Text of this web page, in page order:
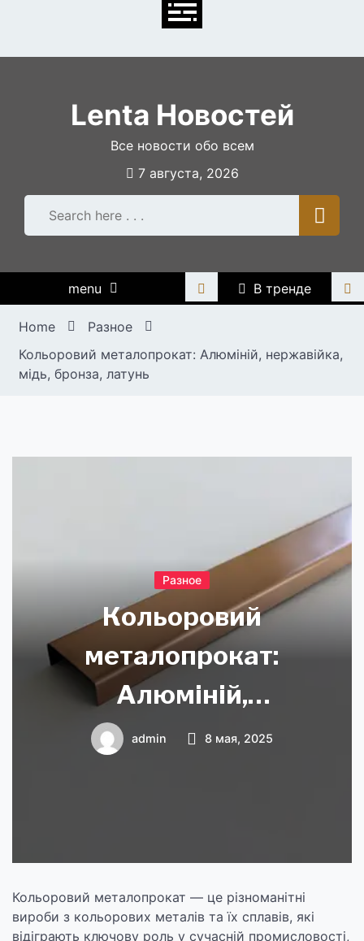
Lenta Новостей
Все новости обо всем
7 августа, 2026
menu В тренде
Home
Разное
Кольоровий металопрокат: Алюміній, нержавійка,
мідь, бронза, латунь
Разное
Кольоровий
металопрокат:
Алюміній,
нержавійка, мідь,
admin 8 мая, 2025
Кольоровий металопрокат — це різноманітні
вироби з кольорових металів та їх сплавів, які
відіграють ключову роль у сучасній промисловості,